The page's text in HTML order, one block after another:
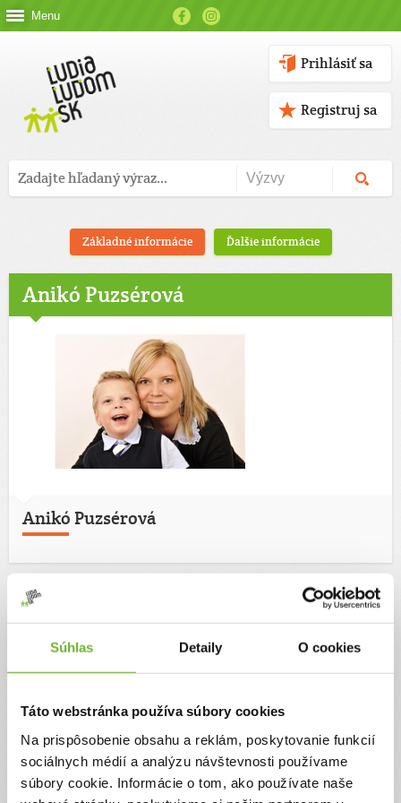
Súhlas Detaily O cookies
Táto webstránka používa súbory cookies
Na prispôsobenie obsahu a reklám, poskytovanie funkcií
sociálnych médií a analýzu návštevnosti používame
súbory cookie. Informácie o tom, ako používate naše
Menu
Prihlásiť sa
Registruj sa
Základné informácie Ďalšie informácie
Anikó Puzsérová
Anikó Puzsérová
Moje výzvy
Náš veľký bojovník